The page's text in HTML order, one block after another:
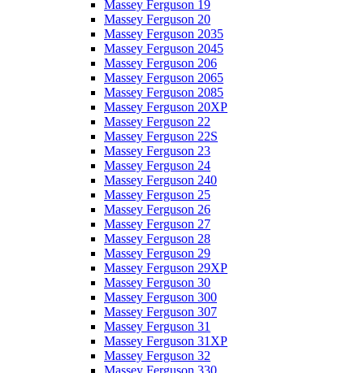
Massey Ferguson 19
Massey Ferguson 20
Massey Ferguson 2035
Massey Ferguson 2045
Massey Ferguson 206
Massey Ferguson 2065
Massey Ferguson 2085
Massey Ferguson 20XP
Massey Ferguson 22
Massey Ferguson 22S
Massey Ferguson 23
Massey Ferguson 24
Massey Ferguson 240
Massey Ferguson 25
Massey Ferguson 26
Massey Ferguson 27
Massey Ferguson 28
Massey Ferguson 29
Massey Ferguson 29XP
Massey Ferguson 30
Massey Ferguson 300
Massey Ferguson 307
Massey Ferguson 31
Massey Ferguson 31XP
Massey Ferguson 32
Massey Ferguson 330